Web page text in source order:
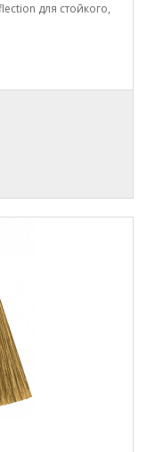
для стойкого,